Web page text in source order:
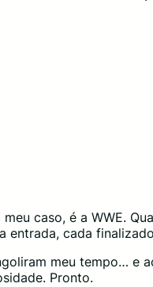
caso, é a WWE.
entrada, cada
meu tempo… e
Pronto.